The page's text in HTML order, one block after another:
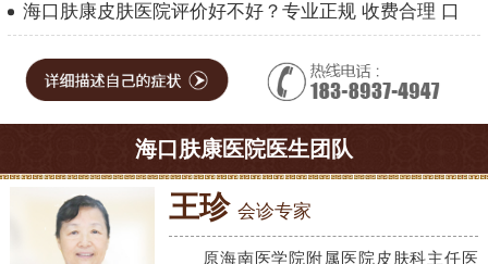
海口肤康皮肤医院评价好不好？专业正规 收费合理 口
海口肤康医院医生团队
王珍 会诊专家
原海南医学院附属医院皮肤科主任医